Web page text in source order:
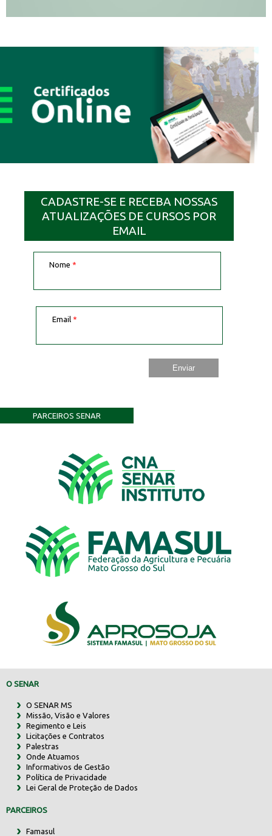
CADASTRE-SE E RECEBA NOSSAS
ATUALIZAÇÕES DE CURSOS POR
EMAIL
Nome *
Email *
PARCEIROS SENAR
O SENAR
O SENAR MS
Missão, Visão e Valores
Regimento e Leis
Licitações e Contratos
Palestras
Onde Atuamos
Informativos de Gestão
Política de Privacidade
Lei Geral de Proteção de Dados
PARCEIROS
Famasul